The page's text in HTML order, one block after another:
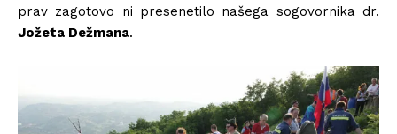
prav zagotovo ni presenetilo našega sogovornika dr.
Jožeta Dežmana.